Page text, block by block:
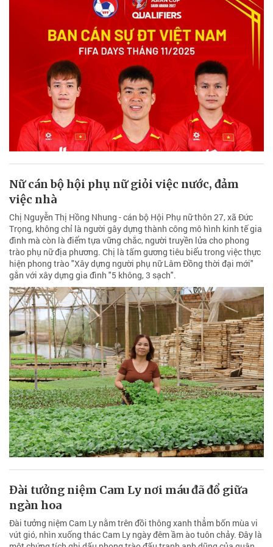
Nữ cán bộ hội phụ nữ giỏi việc nước, đảm
việc nhà
Chị Nguyễn Thị Hồng Nhung - cán bộ Hội Phụ nữ thôn 27, xã Đức
Trọng, không chỉ là người gây dựng thành công mô hình kinh tế gia
đình mà còn là điểm tựa vững chắc, người truyền lửa cho phong
trào phụ nữ địa phương. Chị là tấm gương tiêu biểu trong việc thực
hiện phong trào "Xây dựng người phụ nữ Lâm Đồng thời đại mới"
gắn với xây dựng gia đình "5 không, 3 sạch".
Đài tưởng niệm Cam Ly nơi máu đã đổ giữa
ngàn hoa
Đài tưởng niệm Cam Ly nằm trên đồi thông xanh thẳm bốn mùa vi
vút gió, nhìn xuống thác Cam Ly ngày đêm ầm ào tuôn chảy. Đây là